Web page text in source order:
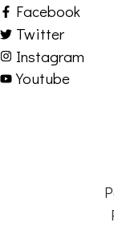
Facebook
Twitter
Instagram
Youtube